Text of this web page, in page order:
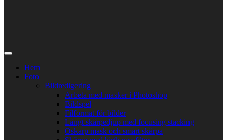
Hem
Foto
Bildredigering
Arbeta med masker i Photoshop
Bildspel
Filformat för bilder
Långt skärpedjup med focusing stacking
Oskarp mask och smart skärpa